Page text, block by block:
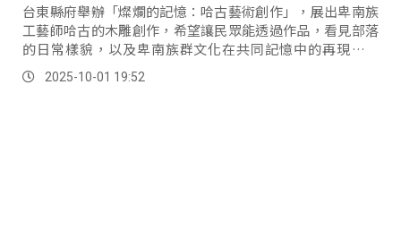
台東縣府舉辦「燦爛的記憶：哈古藝術創作」，展出卑南族
工藝師哈古的木雕創作，希望讓民眾能透過作品，看見部落
的日常樣貌，以及卑南族群文化在共同記憶中的再現與傳
承。2025-10-01 19:52